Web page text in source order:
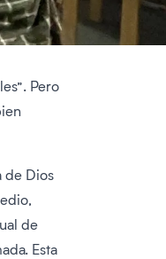
Pero
de Dios
de
Esta